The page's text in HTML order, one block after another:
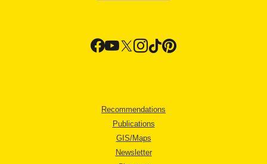
Recommendations
Publications
GIS/Maps
Newsletter